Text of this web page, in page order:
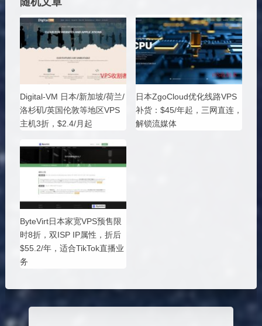
Digital-VM 日本/新加坡/荷兰/
洛杉矶/英国伦敦等地区VPS
主机3折，$2.4/月起
日本ZgoCloud优化线路VPS
补货：$45/年起，三网直连，
解锁流媒体
ByteVirt日本家宽VPS预售限
时8折，双ISP IP属性，折后
$55.2/年，适合TikTok直播业
务